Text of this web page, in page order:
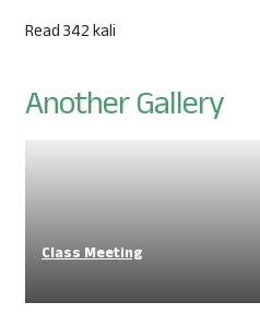
Read 342 kali
Another Gallery
Class Meeting